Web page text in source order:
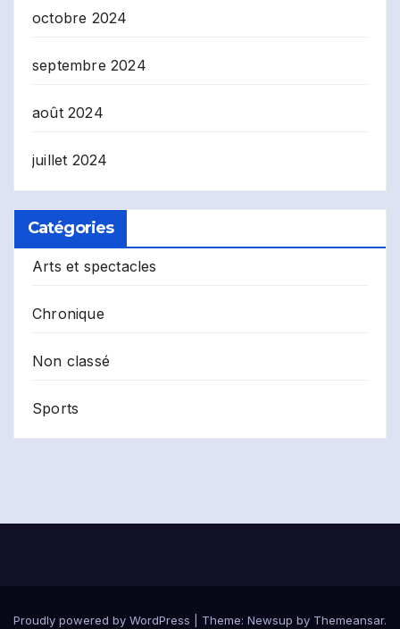
octobre 2024
septembre 2024
août 2024
juillet 2024
Catégories
Arts et spectacles
Chronique
Non classé
Sports
Proudly powered by WordPress Theme: Newsup by Themeansar.